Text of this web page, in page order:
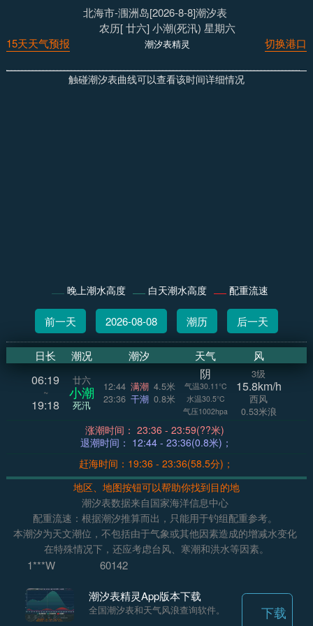
北海市-涠洲岛[2026-8-8]潮汐表
农历[ 廿六] 小潮(死汛) 星期六
切换港口
潮汐表精灵
15天天气预报
触碰潮汐表曲线可以查看该时间详细情况
晚上潮水高度 白天潮水高度 配重流速
前一天 2026-08-08 潮历 后一天
日长 潮况 潮汐 天气 风
06:19
~
19:18
廿六
小潮
死汛
12:44 满潮 4.5米
23:36 干潮 0.8米
阴
气温30.11°C
水温30.5°C
气压1002hpa
3级
15.8km/h
西风
0.53米浪
涨潮时间： 23:36 - 23:59(??米)
退潮时间： 12:44 - 23:36(0.8米)；
赶海时间：19:36 - 23:36(58.5分)；
地区、地图按钮可以帮助你找到目的地
潮汐表数据来自国家海洋信息中心
配重流速：根据潮汐推算而出，只能用于钓组配重参考。
本潮汐为天文潮位，不包括由于气象或其他因素造成的增减水变化
在特殊情况下，还应考虑台风、寒潮和洪水等因素。
1***W 60142
潮汐表精灵App版本下载
全国潮汐表和天气风浪查询软件。 下载